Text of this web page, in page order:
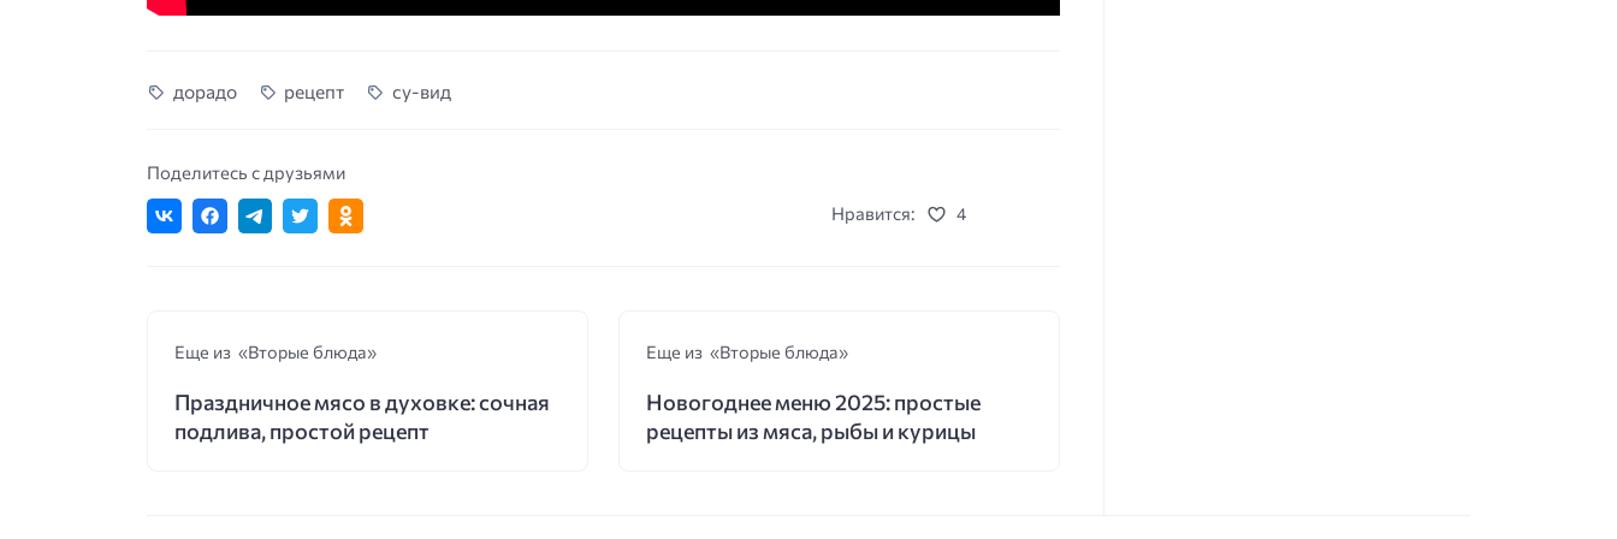
дорадo рецепт су-вид
Поделитесь с друзьями
Нравится:
4
Еще из «Вторые блюда»
Праздничное мясо в духовке: сочная
подлива, простой рецепт
Еще из «Вторые блюда»
Новогоднее меню 2025: простые
рецепты из мяса, рыбы и курицы